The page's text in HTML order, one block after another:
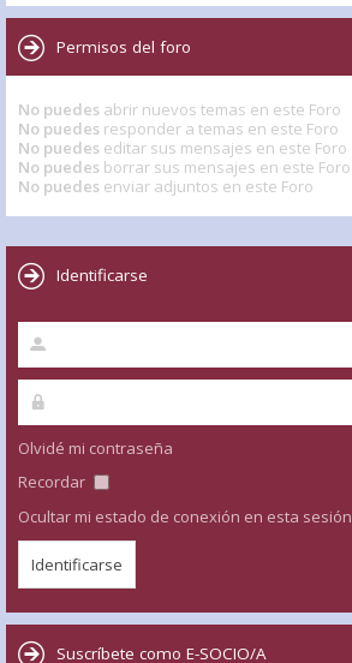
Permisos del foro
No puedes abrir nuevos temas en este Foro
No puedes responder a temas en este Foro
No puedes editar sus mensajes en este Foro
No puedes borrar sus mensajes en este Foro
No puedes enviar adjuntos en este Foro
Identificarse
Olvidé mi contraseña
Recordar
Ocultar mi estado de conexión en esta sesión
Suscríbete como E-SOCIO/A